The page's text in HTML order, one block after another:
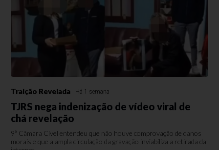
Traição Revelada Há 1 semana
TJRS nega indenização de vídeo viral de
chá revelação
9ª Câmara Cível entendeu que não houve comprovação de danos
morais e que a ampla circulação da gravação inviabiliza a retirada da